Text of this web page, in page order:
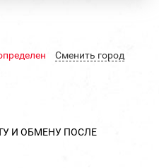
Cменить город
И ОБМЕНУ ПОСЛЕ